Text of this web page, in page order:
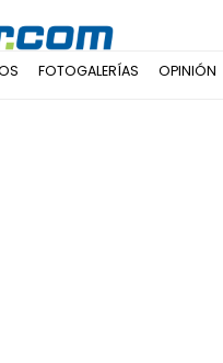
FOTOGALERÍAS OPINIÓN